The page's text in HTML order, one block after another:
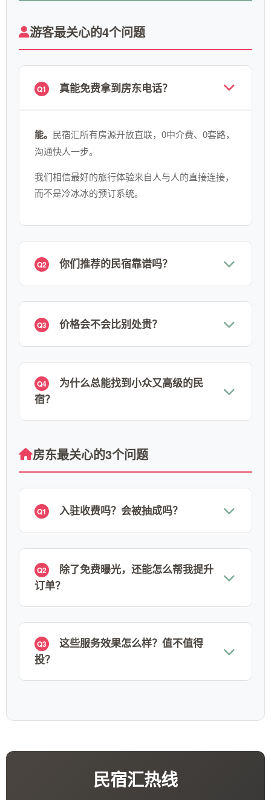
游客最关心的4个问题
Q1 真能免费拿到房东电话？
能。 民宿汇所有房源开放直联，0中介费、0套路，
沟通快人一步。
我们相信最好的旅行体验来自人与人的直接连接，
而不是冷冰冰的预订系统。
Q2 你们推荐的民宿靠谱吗？
Q3 价格会不会比别处贵？
Q4
为什么总能找到小众又高级的民
宿？
房东最关心的3个问题
Q1 入驻收费吗？会被抽成吗？
Q2
除了免费曝光，还能怎么帮我提升
订单？
Q3
这些服务效果怎么样？值不值得
投？
民宿汇热线